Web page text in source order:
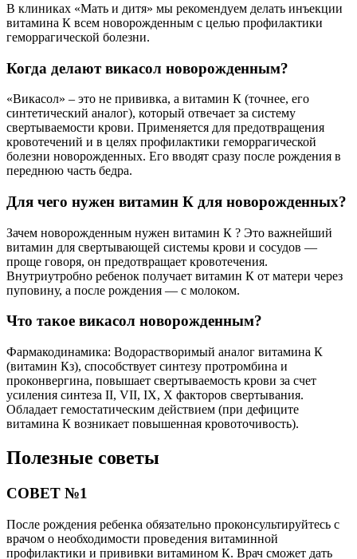
В клиниках «Мать и дитя» мы рекомендуем делать инъекции
витамина К всем новорожденным с целью профилактики
геморрагической болезни.
Когда делают викасол новорожденным?
«Викасол» – это не прививка, а витамин К (точнее, его
синтетический аналог), который отвечает за систему
свертываемости крови. Применяется для предотвращения
кровотечений и в целях профилактики геморрагической
болезни новорожденных. Его вводят сразу после рождения в
переднюю часть бедра.
Для чего нужен витамин К для новорожденных?
Зачем новорожденным нужен витамин К ? Это важнейший
витамин для свертывающей системы крови и сосудов —
проще говоря, он предотвращает кровотечения.
Внутриутробно ребенок получает витамин К от матери через
пуповину, а после рождения — с молоком.
Что такое викасол новорожденным?
Фармакодинамика: Водорастворимый аналог витамина К
(витамин Кз), способствует синтезу протромбина и
проконвергина, повышает свертываемость крови за счет
усиления синтеза II, VII, IX, X факторов свертывания.
Обладает гемостатическим действием (при дефиците
витамина К возникает повышенная кровоточивость).
Полезные советы
СОВЕТ №1
После рождения ребенка обязательно проконсультируйтесь с
врачом о необходимости проведения витаминной
профилактики и прививки витамином К. Врач сможет дать